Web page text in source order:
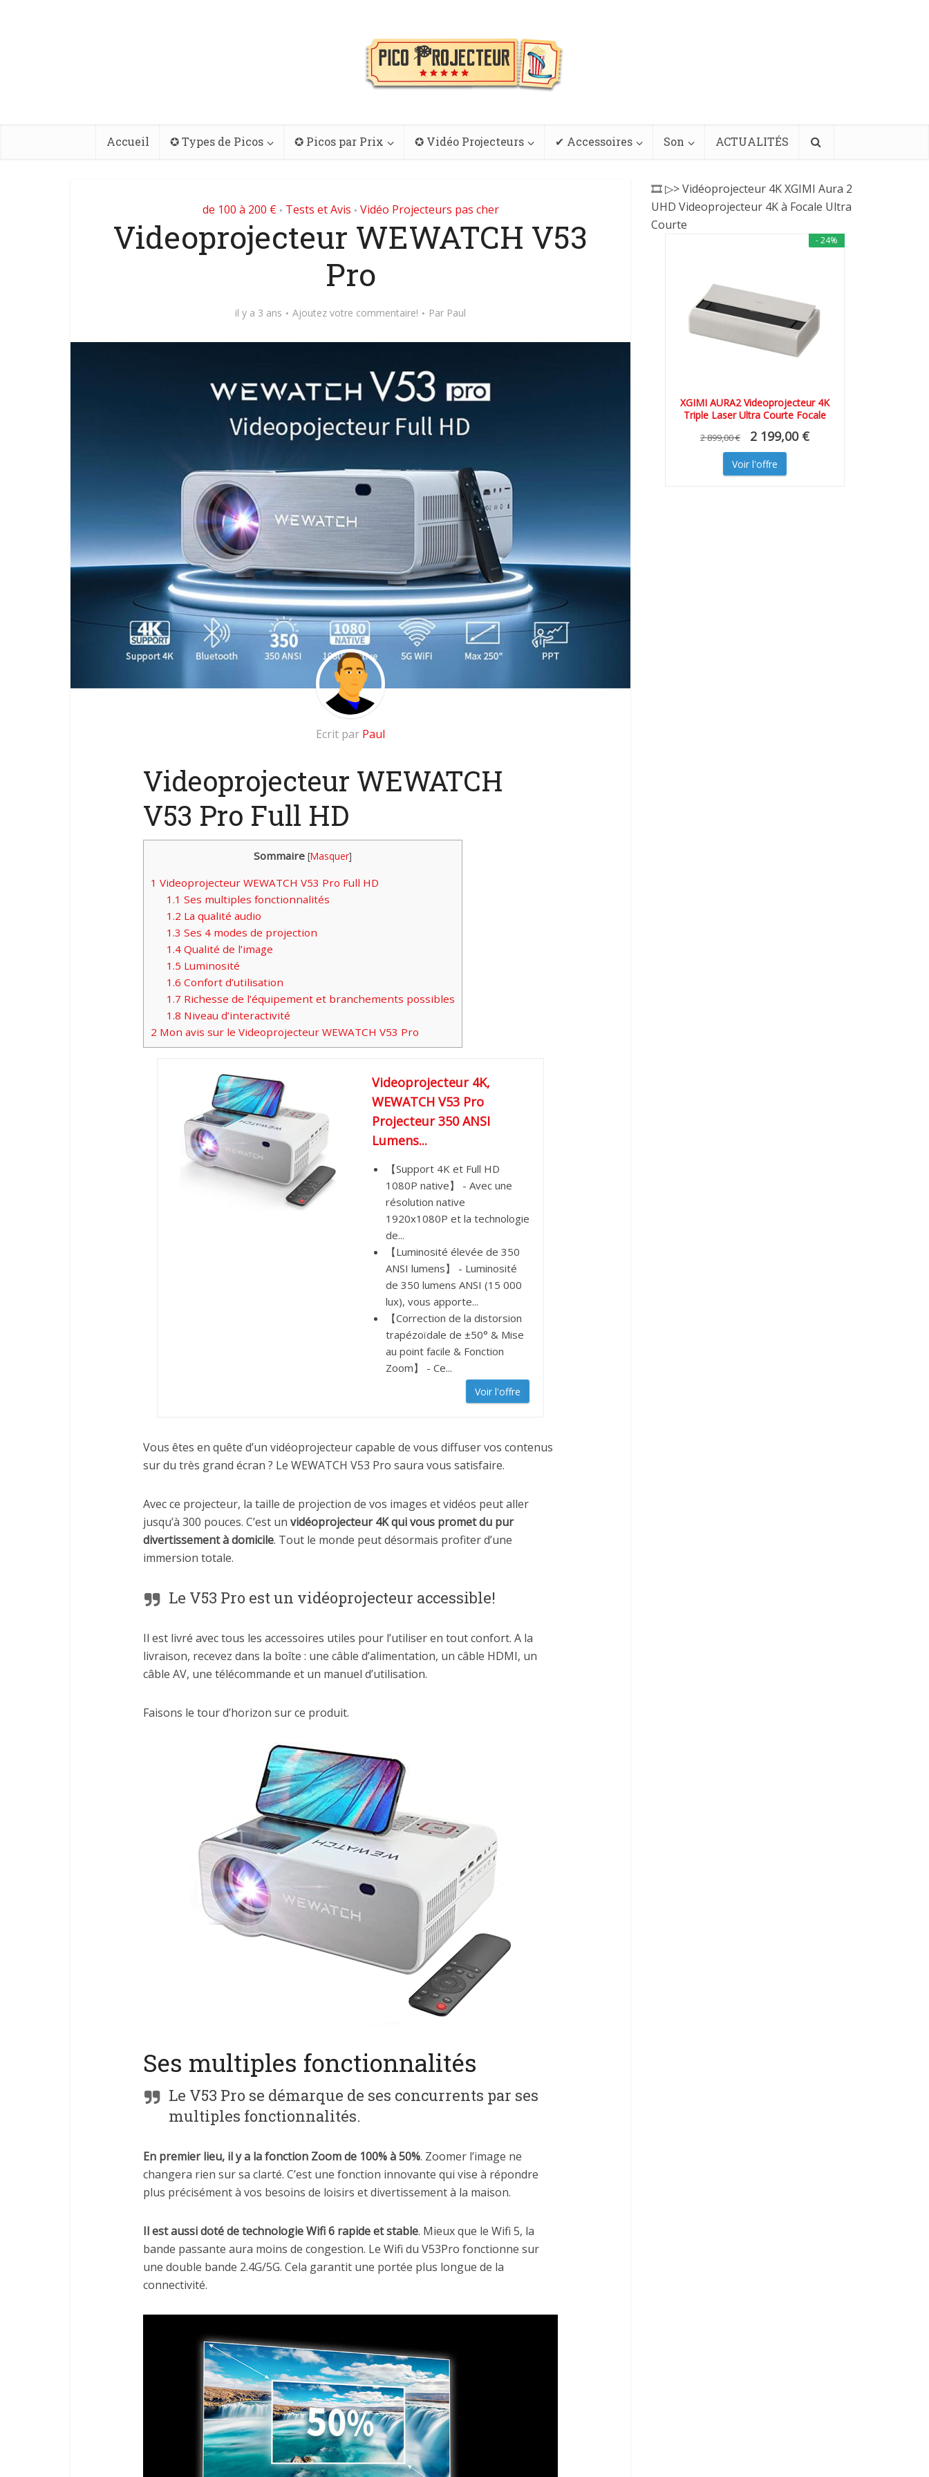
Accueil ✪ Types de Picos ✪ Picos par Prix ✪ Vidéo Projecteurs ✔ Accessoires Son ACTUALITÉS
de 100 à 200 € • Tests et Avis • Vidéo Projecteurs pas cher
Videoprojecteur WEWATCH V53
Pro
il y a 3 ans Ajoutez votre commentaire! Par Paul
Ecrit par Paul
Videoprojecteur WEWATCH
V53 Pro Full HD
Sommaire [Masquer]
1 Videoprojecteur WEWATCH V53 Pro Full HD
1.1 Ses multiples fonctionnalités
1.2 La qualité audio
1.3 Ses 4 modes de projection
1.4Qualité de l’image
1.5 Luminosité
1.6 Confort d’utilisation
1.7 Richesse de l’équipement et branchements possibles
1.8 Niveau d’interactivité
2 Mon avis sur le Videoprojecteur WEWATCH V53 Pro
Videoprojecteur 4K,
WEWATCH V53 Pro
Projecteur 350 ANSI
Lumens...
【Support 4K et Full HD
1080P native】 - Avec une
résolution native
1920x1080P et la technologie
de...
【Luminosité élevée de 350
ANSI lumens】 - Luminosité
de 350 lumens ANSI (15 000
lux), vous apporte...
【Correction de la distorsion
trapézoïdale de ±50° & Mise
au point facile & Fonction
Zoom】 - Ce...
Voir l'offre
Vous êtes en quête d’un vidéoprojecteur capable de vous diffuser vos contenus
sur du très grand écran ? Le WEWATCH V53 Pro saura vous satisfaire.
Avec ce projecteur, la taille de projection de vos images et vidéos peut aller
jusqu’à 300 pouces. C’est un vidéoprojecteur 4K qui vous promet du pur
divertissement à domicile. Tout le monde peut désormais profiter d’une
immersion totale.
Le V53 Pro est un vidéoprojecteur accessible!
Il est livré avec tous les accessoires utiles pour l’utiliser en tout confort. A la
livraison, recevez dans la boîte : une câble d’alimentation, un câble HDMI, un
câble AV, une télécommande et un manuel d’utilisation.
Faisons le tour d’horizon sur ce produit.
Ses multiples fonctionnalités
Le V53 Pro se démarque de ses concurrents par ses
multiples fonctionnalités.
En premier lieu, il y a la fonction Zoom de 100% à 50%. Zoomer l’image ne
changera rien sur sa clarté. C’est une fonction innovante qui vise à répondre
plus précisément à vos besoins de loisirs et divertissement à la maison.
Il est aussi doté de technologie Wifi 6 rapide et stable. Mieux que le Wifi 5, la
bande passante aura moins de congestion. Le Wifi du V53Pro fonctionne sur
une double bande 2.4G/5G. Cela garantit une portée plus longue de la
connectivité.
🎞️ ▷> Vidéoprojecteur 4K XGIMI Aura 2
UHD Videoprojecteur 4K à Focale Ultra
Courte
- 24%
XGIMI AURA2 Videoprojecteur 4K
Triple Laser Ultra Courte Focale
2 899,00 € 2 199,00 €
Voir l'offre